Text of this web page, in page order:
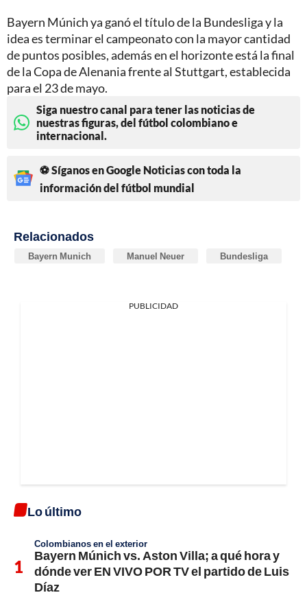
Bayern Múnich ya ganó el título de la Bundesliga y la
idea es terminar el campeonato con la mayor cantidad
de puntos posibles, además en el horizonte está la final
de la Copa de Alenania frente al Stuttgart, establecida
para el 23 de mayo.
Siga nuestro canal para tener las noticias de
nuestras figuras, del fútbol colombiano e
internacional.
⚽ Síganos en Google Noticias con toda la
información del fútbol mundial
Relacionados
Bayern Munich Manuel Neuer Bundesliga
PUBLICIDAD
Lo último
Colombianos en el exterior
Bayern Múnich vs. Aston Villa; a qué hora y
dónde ver EN VIVO POR TV el partido de Luis
Díaz